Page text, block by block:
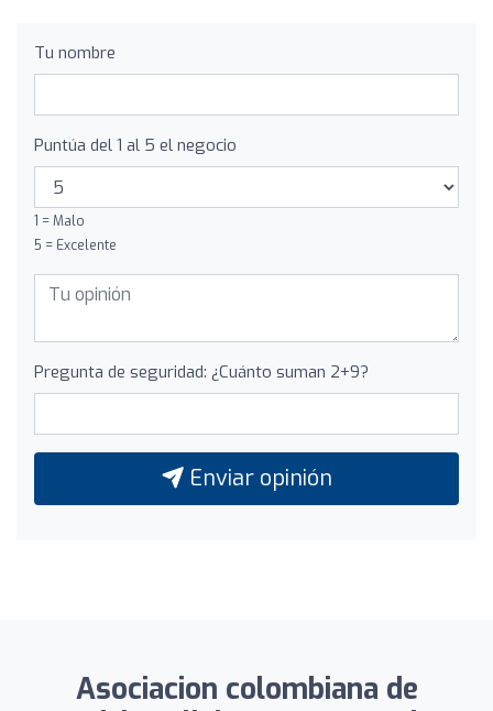
Tu nombre
Puntúa del 1 al 5 el negocio
1 = Malo
5 = Excelente
Pregunta de seguridad: ¿Cuánto suman 2+9?
Enviar opinión
Asociacion colombiana de